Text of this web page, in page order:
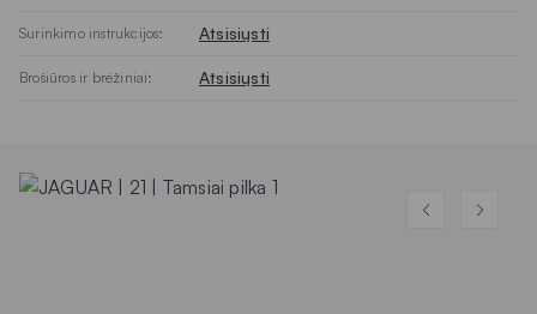
Surinkimo instrukcijos: Atsisiųsti
Brošiūros ir brėžiniai: Atsisiųsti